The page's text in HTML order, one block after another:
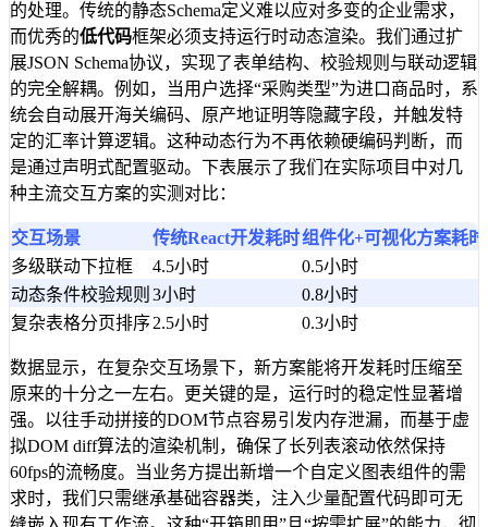
的处理。传统的静态Schema定义难以应对多变的企业需求，
而优秀的低代码框架必须支持运行时动态渲染。我们通过扩
展JSON Schema协议，实现了表单结构、校验规则与联动逻辑
的完全解耦。例如，当用户选择“采购类型”为进口商品时，系
统会自动展开海关编码、原产地证明等隐藏字段，并触发特
定的汇率计算逻辑。这种动态行为不再依赖硬编码判断，而
是通过声明式配置驱动。下表展示了我们在实际项目中对几
种主流交互方案的实测对比：
交互场景 传统React开发耗时组件化+可视化方案耗时
多级联动下拉框
4.5小时
0.5小时
动态条件校验规则 3小时
0.8小时
复杂表格分页排序2.5小时 0.3小时
数据显示，在复杂交互场景下，新方案能将开发耗时压缩至
原来的十分之一左右。更关键的是，运行时的稳定性显著增
强。以往手动拼接的DOM节点容易引发内存泄漏，而基于虚
拟DOM diff算法的渲染机制，确保了长列表滚动依然保持
60fps的流畅度。当业务方提出新增一个自定义图表组件的需
求时，我们只需继承基础容器类，注入少量配置代码即可无